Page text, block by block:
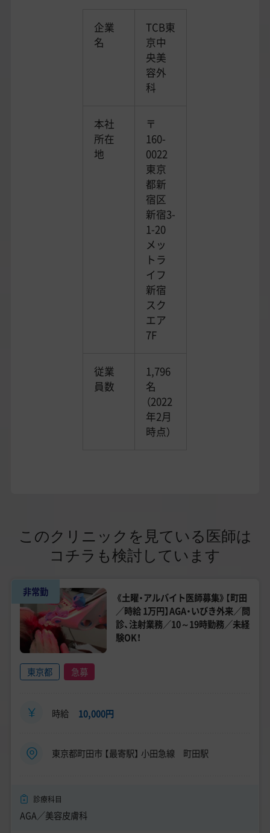
企業
名
TCB東
京中
央美
容外
科
本社
所在
地
〒
160-
0022
東京
都新
宿区
新宿3-
1-20
メッ
トラ
イフ
新宿
スク
エア
7F
従業
員数
1,796
名
（2022
年2月
時点）
このクリニックを見ている医師は
コチラも検討しています
非常勤
《土曜・アルバイト医師募集》【町田
／時給 1万円】AGA・いびき外来／問
診、注射業務／10～19時勤務／未経
験OK！
東京都 急募
時給 10,000円
東京都町田市 【最寄駅】 小田急線 町田駅
診療科目
AGA／美容皮膚科